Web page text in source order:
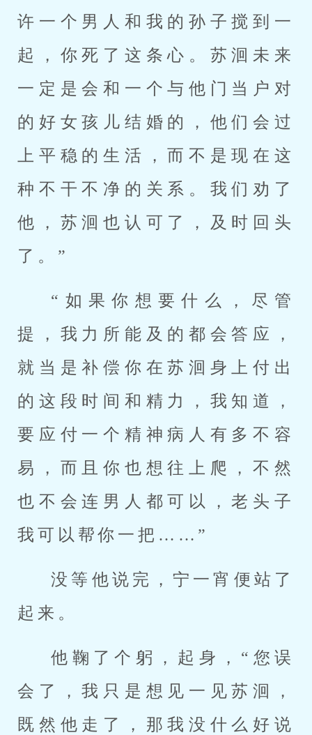
许一个男人和我的孙子搅到一
起，你死了这条心。苏洄未来
一定是会和一个与他门当户对
的好女孩儿结婚的，他们会过
上平稳的生活，而不是现在这
种不干不净的关系。我们劝了
他，苏洄也认可了，及时回头
了。”
“如果你想要什么，尽管
提，我力所能及的都会答应，
就当是补偿你在苏洄身上付出
的这段时间和精力，我知道，
要应付一个精神病人有多不容
易，而且你也想往上爬，不然
也不会连男人都可以，老头子
我可以帮你一把……”
没等他说完，宁一宵便站了
起来。
他鞠了个躬，起身，“您误
会了，我只是想见一见苏洄，
既然他走了，那我没什么好说